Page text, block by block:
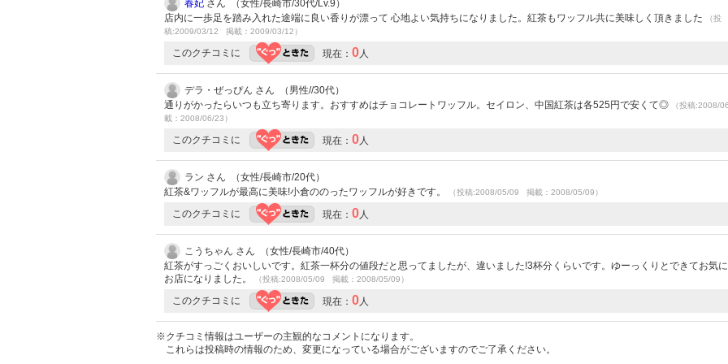
春妃 さん （女性/長崎市/30代/Lv.9）
店内に一歩足を踏み入れた途端に良い香りが漂って 心地よい気持ちになりました。紅茶もワッフル共に美味しく頂きました
（投
稿:2009/03/12 掲載：2009/03/12）
このクチコミに 現在： 0人
デラ・ぜっぴん さん （男性//30代）
通りがかったらいつも立ち寄ります。おすすめはチョコレートワッフル。セイロン、中国紅茶は各525円で安くて◎
（投稿:2008/
載：2008/06/23）
このクチコミに 現在： 0人
ラン さん （女性/長崎市/20代）
紅茶&ワッフルが最高に美味!小倉ののったワッフルが好きです。
（投稿:2008/05/09 掲載：2008/05/09）
このクチコミに 現在： 0人
こうちゃん さん （女性/長崎市/40代）
紅茶がすっごくおいしいです。紅茶一杯分の値段だと思ってましたが、違いました!3杯分くらいです。ゆーっくりとできてお気
お店になりました。
（投稿:2008/05/09 掲載：2008/05/09）
このクチコミに 現在： 0人
※クチコミ情報はユーザーの主観的なコメントになります。
これらは投稿時の情報のため、変更になっている場合がございますのでご了承ください。